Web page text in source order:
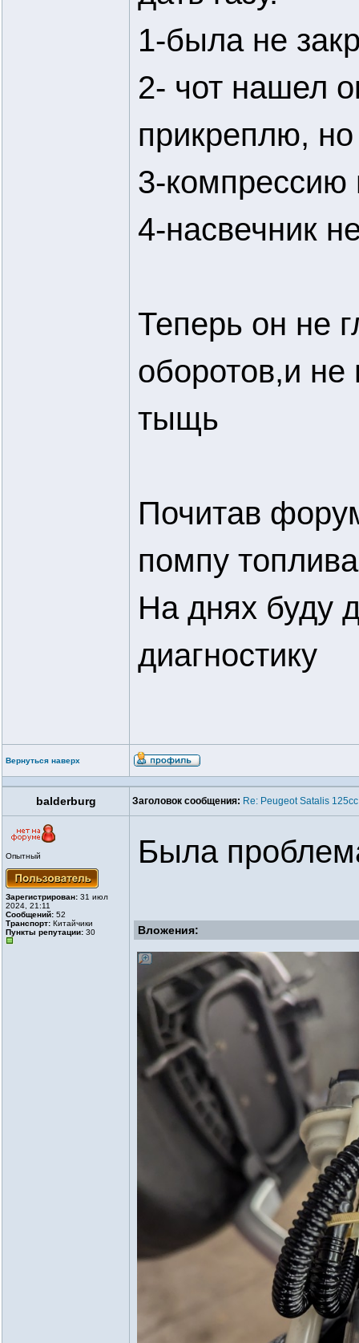
1-была не
2- чот нашел
прикреплю,
3-компрессию
4-насвечник
Теперь он не
оборотов,и
тыщь
Почитав
помпу
На днях буду
диагностику
Вернуться наверх
balderburg Заголовок сообщения: Re: Peugeot Satalis
Опытный
Зарегистрирован: 31 июл
2024, 21:11
Сообщений: 52
Транспорт: Китайчики
Пункты репутации: 30
Была
Вложения: